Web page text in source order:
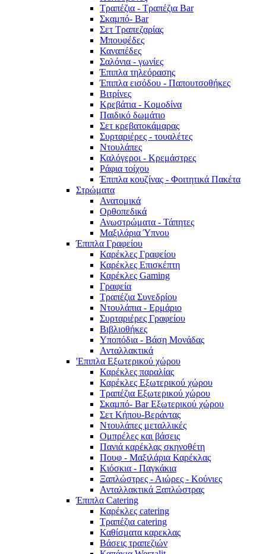
Τραπέζια - Τραπέζια Bar
Σκαμπό- Bar
Σετ Τραπεζαρίας
Μπουφέδες
Καναπέδες
Σαλόνια - γωνίες
Έπιπλα τηλεόρασης
Έπιπλα εισόδου - Παπουτσοθήκες
Βιτρίνες
Κρεβάτια - Κομοδίνα
Παιδικό δωμάτιο
Σετ κρεβατοκάμαρας
Συρταριέρες - τουαλέτες
Ντουλάπες
Καλόγεροι - Κρεμάστρες
Ράφια τοίχου
Έπιπλα κουζίνας - Φοιτητικά Πακέτα
Στρώματα
Ανατομικά
Ορθοπεδικά
Ανωστρώματα - Τάπητες
Μαξιλάρια Ύπνου
Έπιπλα Γραφείου
Καρέκλες Γραφείου
Καρέκλες Επισκέπτη
Καρέκλες Gaming
Γραφεία
Τραπέζια Συνεδρίου
Ντουλάπια - Ερμάριο
Συρταριέρες Γραφείου
Βιβλιοθήκες
Υποπόδια - Βάση Μονάδας
Ανταλλακτικά
'Επιπλα Εξωτερικού χώρου
Καρέκλες παραλίας
Καρέκλες Εξωτερικού χώρου
Τραπέζια Εξωτερικού χώρου
Σκαμπό- Bar Εξωτερικού χώρου
Σετ Κήπου-Βεράντας
Ντουλάπες μεταλλικές
Ομπρέλες και βάσεις
Πανιά καρέκλας σκηνοθέτη
Πουφ - Μαξιλάρια Καρέκλας
Κιόσκια - Παγκάκια
Ξαπλώστρες - Αιώρες - Κούνιες
Ανταλλακτικά Ξαπλώστρας
Έπιπλα Catering
Καρέκλες catering
Τραπέζια catering
Καθίσματα καρεκλας
Βάσεις τραπεζιών